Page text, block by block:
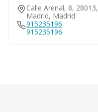
Calle Arenal, 8, 28013,
Madrid, Madrid
915235196
915235196